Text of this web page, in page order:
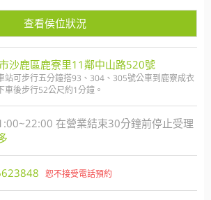
查看侯位狀況
沙鹿區鹿寮里11鄰中山路520號
可步行五分鐘搭93、304、305號公車到鹿寮成衣
車後步行52公尺約1分鐘。
在營業結束30分鐘前停止受理
恕不接受電話預約